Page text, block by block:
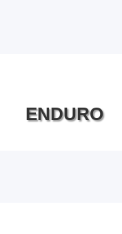
ENDURO